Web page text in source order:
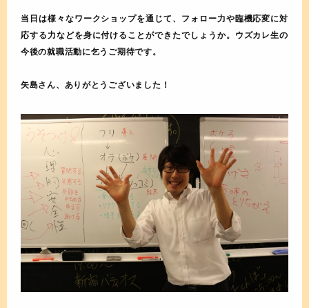
当日は様々なワークショップを通じて、フォロー力や臨機応変に対
応する力などを身に付けることができたでしょうか。ウズカレ生の
今後の就職活動に乞うご期待です。
矢島さん、ありがとうございました！